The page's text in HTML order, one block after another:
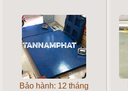
Bảo hành: 12 tháng